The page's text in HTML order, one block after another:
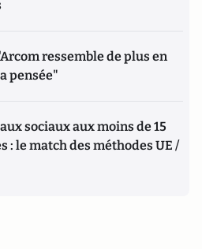
ressemble de plus en
pensée"
sociaux aux moins de 15
: le match des méthodes UE /